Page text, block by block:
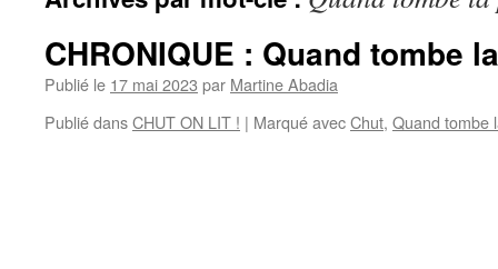
CHRONIQUE : Quand tombe
Publié le 17 mai 2023 par Martine Abadia
Publié dansCHUT ON LIT ! | Marqué avecChut, Quand tombe